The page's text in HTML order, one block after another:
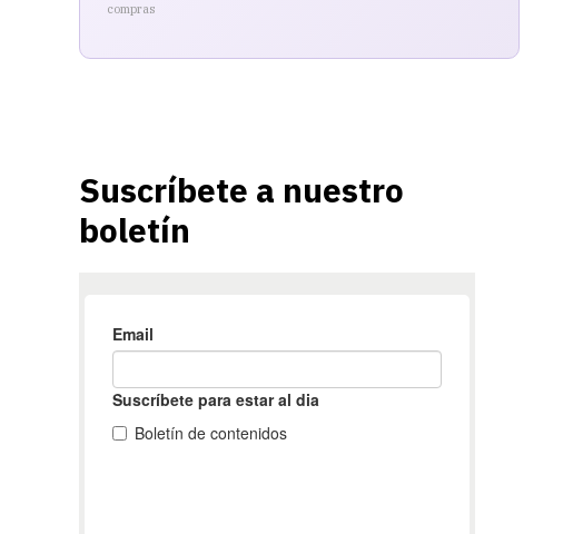
compras
Suscríbete a nuestro
boletín